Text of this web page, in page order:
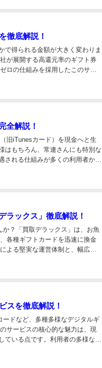
徹底解説！
で得られる金額が大きく変わりま
が展開する高還元率のギフト券
ロの仕組みを採用したこのサー
全解説！
旧iTunesカード）を現金へと生
はもちろん、常連さんにも特別な
れる仕組みが多くの利用者から
ラックス」徹底解説！
？「買取デラックス」は、お魚
各種ギフトカードを迅速に換金
よる堅実な運営体制と、幅広い
スを徹底解説！
ドなど、多種多様なデジタルギ
サービスの核心的な魅力は、現
いる点です。利用者の多様な要